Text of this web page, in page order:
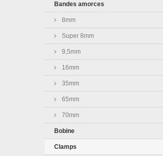
Bandes amorces
8mm
Super 8mm
9,5mm
16mm
35mm
65mm
70mm
Bobine
Clamps